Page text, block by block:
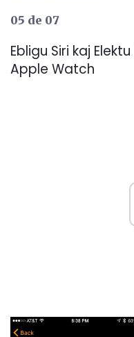
05 de 07
Ebligu Siri kaj
Apple Watch